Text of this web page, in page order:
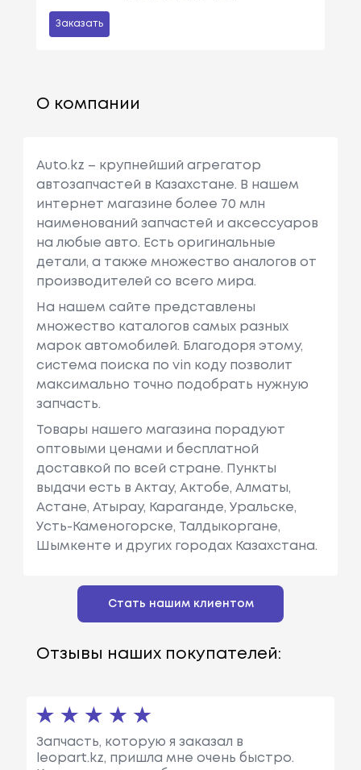
Заказать
О компании
Auto.kz – крупнейший агрегатор
автозапчастей в Казахстане. В нашем
интернет магазине более 70 млн
наименований запчастей и аксессуаров
на любые авто. Есть оригинальные
детали, а также множество аналогов от
производителей со всего мира.
На нашем сайте представлены
множество каталогов самых разных
марок автомобилей. Благодоря этому,
система поиска по vin коду позволит
максимально точно подобрать нужную
запчасть.
Товары нашего магазина порадуют
оптовыми ценами и бесплатной
доставкой по всей стране. Пункты
выдачи есть в Актау, Актобе, Алматы,
Астане, Атырау, Караганде, Уральске,
Усть-Каменогорске, Талдыкоргане,
Шымкенте и других городах Казахстана.
Стать нашим клиентом
Отзывы наших покупателей:
Запчасть, которую я заказал в
leopart.kz, пришла мне очень быстро.